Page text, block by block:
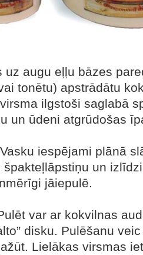
uz augu eļļu bāzes
tonētu) apstrādātu
ilgstoši saglabā
un ūdeni atgrūdošas
Vasku iespējami plānā
špakteļlāpstiņu un
jāiepulē.
var ar kokvilnas
disku. Pulēšanu
Lielākas virsmas